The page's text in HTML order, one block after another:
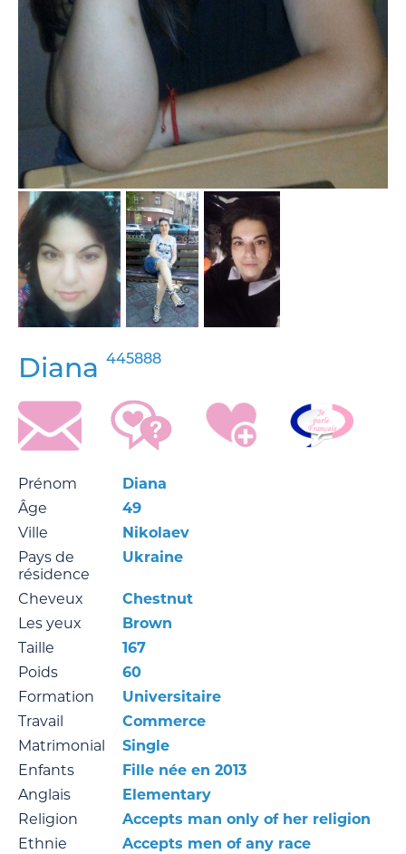
Diana 445888
Prénom
Diana
Âge
49
Ville
Nikolaev
Pays de
résidence
Ukraine
Cheveux
Chestnut
Les yeux
Brown
Taille
167
Poids
60
Formation
Universitaire
Travail
Commerce
Matrimonial
Single
Enfants
Fille née en 2013
Anglais
Elementary
Religion
Accepts man only of her religion
Ethnie
Accepts men of any race